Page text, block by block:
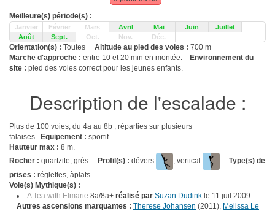
Meilleure(s) période(s) :
Janvier Février Mars Avril Mai Juin
Juillet
Août
Sept. Oct. Nov. Déc.
Orientation(s) : Toutes Altitude au pied des voies : 700 m
Marche d'approche : entre 10 et 20 min en montée.
Environnement du
site : pied des voies correct pour les jeunes enfants.
Description de l'escalade :
Plus de 100 voies, du 4a au 8b , réparties sur plusieurs
falaises
Equipement : sportif
Hauteur max : 8 m.
Rocher : quartzite, grès. Profil(s) : dévers , vertical . Type(s) de
prises : réglettes, àplats.
Voie(s) Mythique(s) :
A Tea with Elmarie 8a/8a+ réalisé par Suzan Dudink le 11 juil 2009.
Autres ascensions marquantes : Therese Johansen (2011), Melissa Le